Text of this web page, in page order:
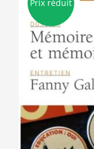
Prix réduit